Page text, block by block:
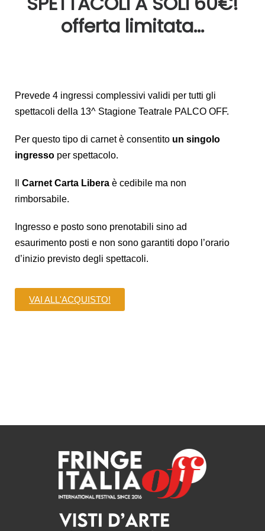
offerta limitata…
Prevede 4 ingressi complessivi validi per tutti gli
spettacoli della 13^ Stagione Teatrale PALCO OFF.
Per questo tipo di carnet è consentito un singolo
ingresso per spettacolo.
Carnet Carta Libera è cedibile ma non
rimborsabile.
Ingresso e posto sono prenotabili sino ad
esaurimento posti e non sono garantiti dopo l’orario
d’inizio previsto degli spettacoli.
VAI ALL'ACQUISTO!